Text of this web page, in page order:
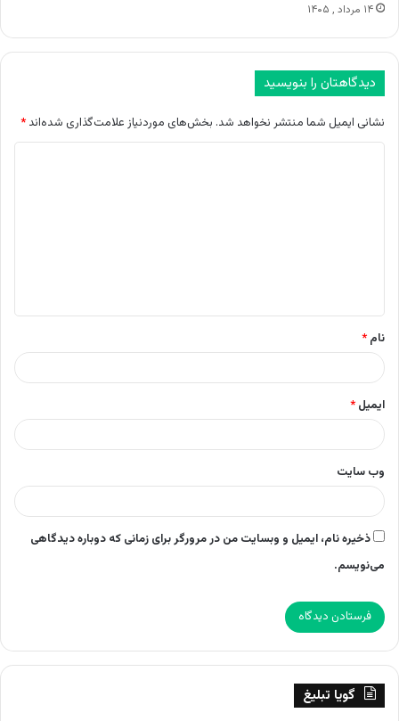
۱۴ مرداد , ۱۴۰۵
دیدگاهتان را بنویسید
نشانی ایمیل شما منتشر نخواهد شد. بخش‌های موردنیاز علامت‌گذاری شده‌اند *
*
نام *
ایمیل *
وب‌ سایت
ذخیره نام، ایمیل و وبسایت من در مرورگر برای زمانی که دوباره دیدگاهی
می‌نویسم.
گویا تبلیغ